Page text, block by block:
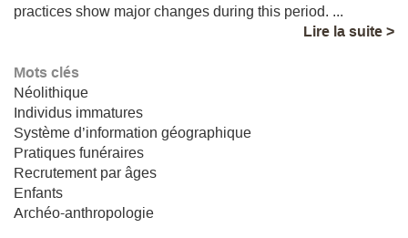
practices show major changes during this period. ...
Lire la suite >
Mots clés
Néolithique
Individus immatures
Système d’information géographique
Pratiques funéraires
Recrutement par âges
Enfants
Archéo-anthropologie